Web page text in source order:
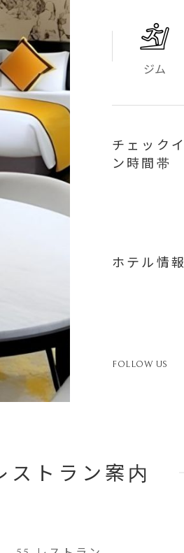
ジム
チェックイ
ン時間帯
ホテル情報
FOLLOW US
ストラン案内